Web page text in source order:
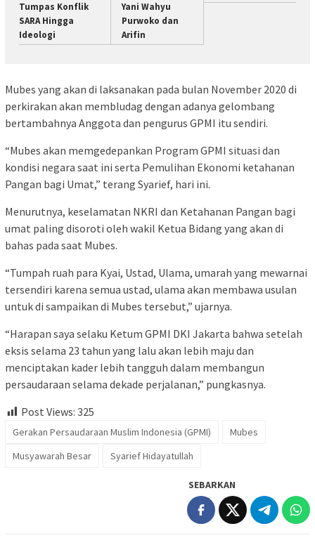
Tumpas Konflik
SARA Hingga
Ideologi
Yani Wahyu
Purwoko dan
Arifin
Mubes yang akan di laksanakan pada bulan November 2020 di
perkirakan akan membludag dengan adanya gelombang
bertambahnya Anggota dan pengurus GPMI itu sendiri.
“Mubes akan memgedepankan Program GPMI situasi dan
kondisi negara saat ini serta Pemulihan Ekonomi ketahanan
Pangan bagi Umat,” terang Syarief, hari ini.
Menurutnya, keselamatan NKRI dan Ketahanan Pangan bagi
umat paling disoroti oleh wakil Ketua Bidang yang akan di
bahas pada saat Mubes.
“Tumpah ruah para Kyai, Ustad, Ulama, umarah yang mewarnai
tersendiri karena semua ustad, ulama akan membawa usulan
untuk di sampaikan di Mubes tersebut,” ujarnya.
“Harapan saya selaku Ketum GPMI DKI Jakarta bahwa setelah
eksis selama 23 tahun yang lalu akan lebih maju dan
menciptakan kader lebih tangguh dalam membangun
persaudaraan selama dekade perjalanan,” pungkasnya.
Post Views: 325
Gerakan Persaudaraan Muslim Indonesia (GPMI)
Mubes
Musyawarah Besar
Syarief Hidayatullah
SEBARKAN